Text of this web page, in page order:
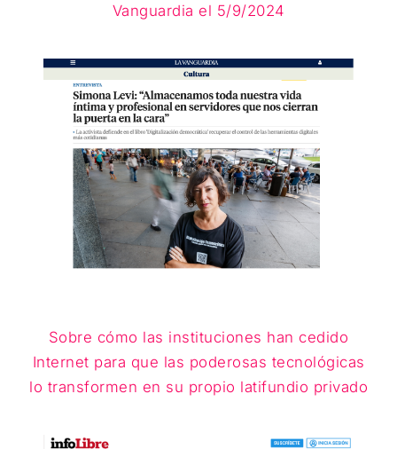
Vanguardia el 5/9/2024
Sobre cómo las instituciones han cedido
Internet para que las poderosas tecnológicas
lo transformen en su propio latifundio privado